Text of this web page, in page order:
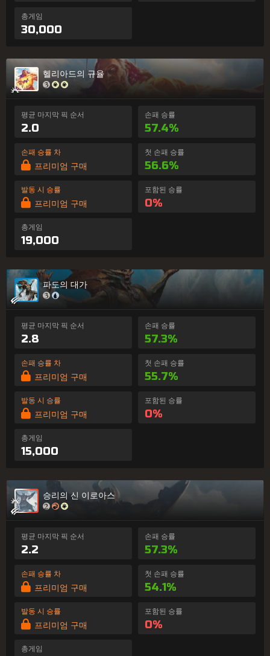
총게임
30,000
헬리아드의 규율
평균 마지막 픽 순서
2.0
손패 승률
57.4%
손패 승률 차
프리미엄 구매
첫 손패 승률
56.6%
발동 시 승률
프리미엄 구매
포함된 승률
0%
총게임
19,000
파도의 대가
평균 마지막 픽 순서
2.8
손패 승률
57.3%
손패 승률 차
프리미엄 구매
첫 손패 승률
55.7%
발동 시 승률
프리미엄 구매
포함된 승률
0%
총게임
15,000
승리의 신 이로아스
평균 마지막 픽 순서
2.2
손패 승률
57.3%
손패 승률 차
프리미엄 구매
첫 손패 승률
54.1%
발동 시 승률
프리미엄 구매
포함된 승률
0%
총게임